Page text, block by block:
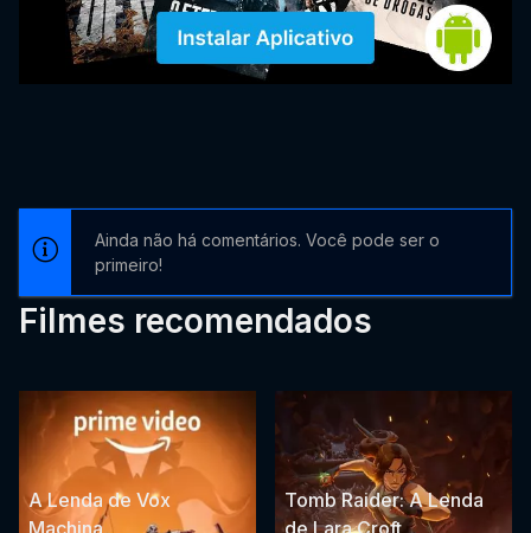
Ainda não há comentários. Você pode ser o
primeiro!
Filmes recomendados
A Lenda de Vox
Tomb Raider: A Lenda